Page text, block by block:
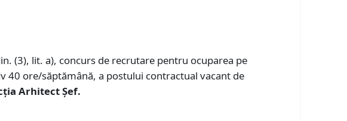
(3), lit. a), concurs de recrutare pentru ocuparea pe
40 ore/săptămână, a postului contractual vacant de
Arhitect Șef.